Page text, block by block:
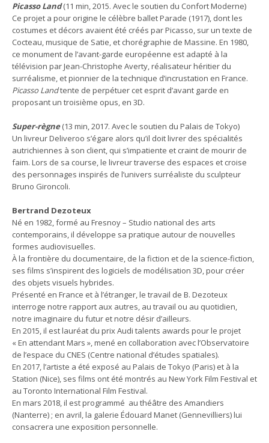
Picasso Land(11 min, 2015. Avec le soutien du Confort Moderne)
Ce projet a pour origine le célèbre ballet Parade (1917), dont les
costumes et décors avaient été créés par Picasso, sur un texte de
Cocteau, musique de Satie, et chorégraphie de Massine. En 1980,
ce monument de l’avant-garde européenne est adapté à la
télévision par Jean-Christophe Averty, réalisateur héritier du
surréalisme, et pionnier de la technique d’incrustation en France.
Picasso Landtente de perpétuer cet esprit d’avant garde en
proposant un troisième opus, en 3D.
Super-règne(13 min, 2017. Avec le soutien du Palais de Tokyo)
Un livreur Deliveroo s’égare alors qu’il doit livrer des spécialités
autrichiennes à son client, qui s’impatiente et craint de mourir de
faim. Lors de sa course, le livreur traverse des espaces et croise
des personnages inspirés de l’univers surréaliste du sculpteur
Bruno Gironcoli.
Bertrand Dezoteux
Né en 1982, formé au Fresnoy – Studio national des arts
contemporains, il développe sa pratique autour de nouvelles
formes audiovisuelles.
À la frontière du documentaire, de la fiction et de la science-fiction,
ses films s’inspirent des logiciels de modélisation 3D, pour créer
des objets visuels hybrides.
Présenté en France et à l’étranger, le travail de B. Dezoteux
interroge notre rapport aux autres, au travail ou au quotidien,
notre imaginaire du futur et notre désir d’ailleurs.
En 2015, il est lauréat du prix Audi talents awards pour le projet
« En attendant Mars », mené en collaboration avec l’Observatoire
de l’espace du CNES (Centre national d’études spatiales).
En 2017, l’artiste a été exposé au Palais de Tokyo (Paris) et à la
Station (Nice), ses films ont été montrés au New York Film Festival et
au Toronto International Film Festival.
En mars 2018, il est programmé au théâtre des Amandiers
(Nanterre) ; en avril, la galerie Édouard Manet (Gennevilliers) lui
consacrera une exposition personnelle.